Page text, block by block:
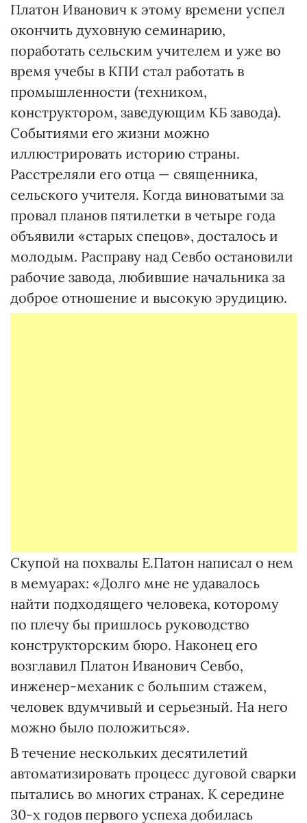
Платон Иванович к этому времени успел
окончить духовную семинарию,
поработать сельским учителем и уже во
время учебы в КПИ стал работать в
промышленности (техником,
конструктором, заведующим КБ завода).
Событиями его жизни можно
иллюстрировать историю страны.
Расстреляли его отца — священника,
сельского учителя. Когда виноватыми за
провал планов пятилетки в четыре года
объявили «старых спецов», досталось и
молодым. Расправу над Севбо остановили
рабочие завода, любившие начальника за
доброе отношение и высокую эрудицию.
Скупой на похвалы Е.Патон написал о нем
в мемуарах: «Долго мне не удавалось
найти подходящего человека, которому
по плечу бы пришлось руководство
конструкторским бюро. Наконец его
возглавил Платон Иванович Севбо,
инженер-механик с большим стажем,
человек вдумчивый и серьезный. На него
можно было положиться».
В течение нескольких десятилетий
автоматизировать процесс дуговой сварки
пытались во многих странах. К середине
30-х годов первого успеха добилась